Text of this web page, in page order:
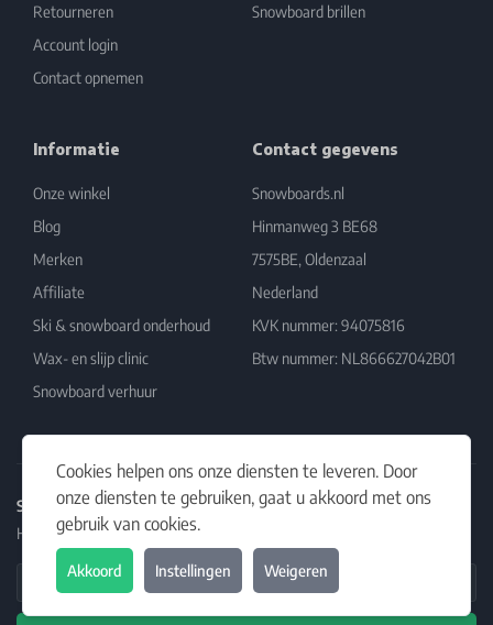
Cookies helpen ons onze diensten te leveren. Door
onze diensten te gebruiken, gaat u akkoord met ons
gebruik van cookies.
Akkoord Instellingen Weigeren
Retourneren
Account login
Contact opnemen
Snowboard brillen
Informatie
Onze winkel
Blog
Merken
Affiliate
Ski & snowboard onderhoud
Wax- en slijp clinic
Snowboard verhuur
Contact gegevens
Snowboards.nl
Hinmanweg 3 BE68
7575BE, Oldenzaal
Nederland
KVK nummer: 94075816
Btw nummer: NL866627042B01
Schrijf je in op onze nieuwsbrief
Het laatste nieuws, artikelen en aanbiedingen in jouw inbox.
Email Address